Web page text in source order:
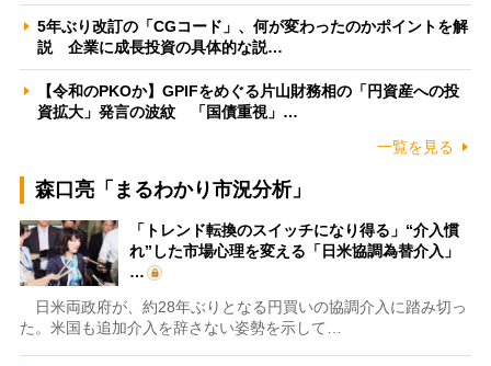
5年ぶり改訂の「CGコード」、何が変わったのかポイントを解
説 企業に成長投資の具体的な説…
【令和のPKOか】GPIFをめぐる片山財務相の「円資産への投
資拡大」発言の波紋 「国債重視」…
一覧を見る
森口亮「まるわかり市況分析」
「トレンド転換のスイッチになり得る」“介入慣
れ”した市場心理を変える「日米協調為替介入」
…
日米両政府が、約28年ぶりとなる円買いの協調介入に踏み切っ
た。米国も追加介入を辞さない姿勢を示して…